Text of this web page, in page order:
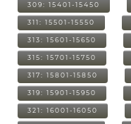
309: 15401-15450
311: 15501-15550
313: 15601-15650
315: 15701-15750
317: 15801-15850
319: 15901-15950
321: 16001-16050